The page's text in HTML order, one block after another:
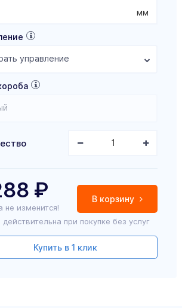
мм
управление
В корзину
₽
не изменится!
при покупке без услуг
Купить в 1 клик